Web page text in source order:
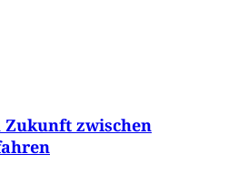
Zukunft zwischen